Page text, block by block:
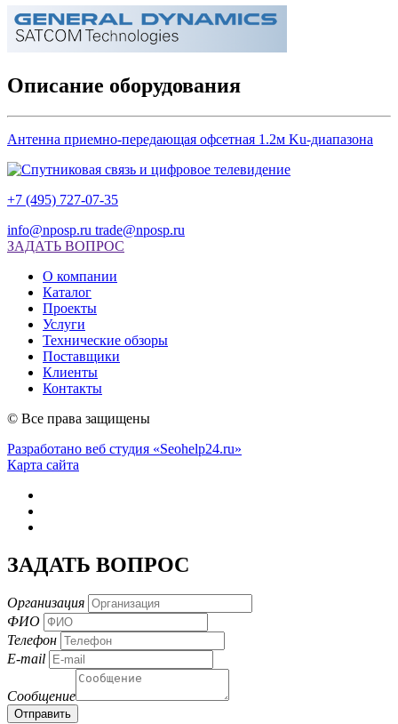
Описание оборудования
Антенна приемно-передающая офсетная 1.2м Ku-диапазона
+7 (495) 727-07-35
info@nposp.ru trade@nposp.ru
ЗАДАТЬ ВОПРОС
О компании
Каталог
Проекты
Услуги
Технические обзоры
Поставщики
Клиенты
Контакты
© Все права защищены
Разработано веб студия «Seohelp24.ru»
Карта сайта
ЗАДАТЬ ВОПРОС
Организация
ФИО
Телефон
E-mail
Сообщение